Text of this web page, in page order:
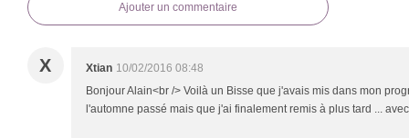
Ajouter un commentaire
X Xtian 10/02/2016 08:48
Bonjour Alain<br /> Voilà un Bisse que j'avais mis dans mon
l'automne passé mais que j'ai finalement remis à plus tard ...